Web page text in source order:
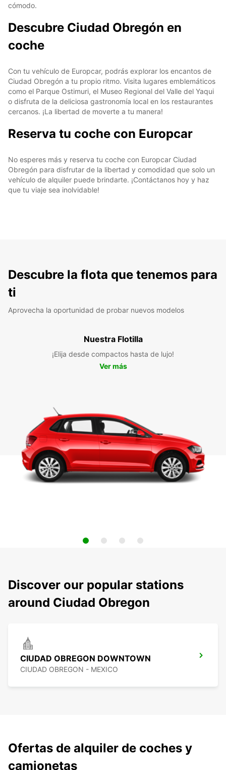
cómodo.
Descubre Ciudad Obregón en
coche
Con tu vehículo de Europcar, podrás explorar los encantos de
Ciudad Obregón a tu propio ritmo. Visita lugares emblemáticos
como el Parque Ostimuri, el Museo Regional del Valle del Yaqui
o disfruta de la deliciosa gastronomía local en los restaurantes
cercanos. ¡La libertad de moverte a tu manera!
Reserva tu coche con Europcar
No esperes más y reserva tu coche con Europcar Ciudad
Obregón para disfrutar de la libertad y comodidad que solo un
vehículo de alquiler puede brindarte. ¡Contáctanos hoy y haz
que tu viaje sea inolvidable!
Descubre la flota que tenemos para
ti
Aprovecha la oportunidad de probar nuevos modelos
Nuestra Flotilla
¡Elija desde compactos hasta de lujo!
Ver más
Discover our popular stations
around Ciudad Obregon
CIUDAD OBREGON DOWNTOWN
CIUDAD OBREGON - MEXICO
Ofertas de alquiler de coches y
camionetas